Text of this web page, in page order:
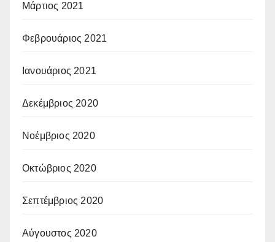
Μάρτιος 2021
Φεβρουάριος 2021
Ιανουάριος 2021
Δεκέμβριος 2020
Νοέμβριος 2020
Οκτώβριος 2020
Σεπτέμβριος 2020
Αύγουστος 2020